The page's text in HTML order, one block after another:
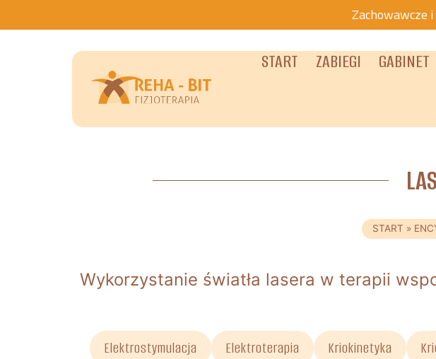
Zachowawcze
START
ZABIEGI GABINET
START »
Wykorzystanie światła lasera w terapii
Elektrostymulacja Elektroterapia Kriokinetyka